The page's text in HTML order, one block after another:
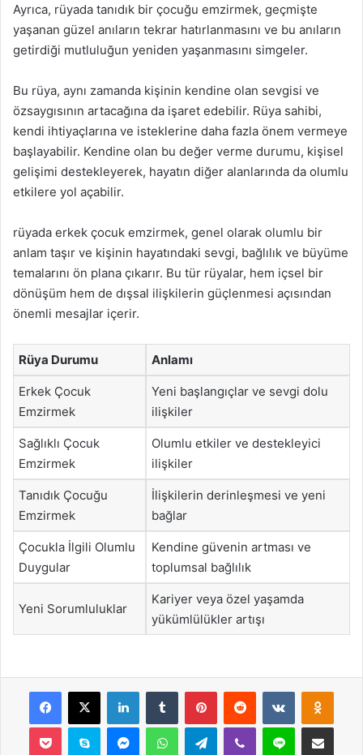
Ayrıca, rüyada tanıdık bir çocuğu emzirmek, geçmişte
yaşanan güzel anıların tekrar hatırlanmasını ve bu anıların
getirdiği mutluluğun yeniden yaşanmasını simgeler.
Bu rüya, aynı zamanda kişinin kendine olan sevgisi ve
özsaygısının artacağına da işaret edebilir. Rüya sahibi,
kendi ihtiyaçlarına ve isteklerine daha fazla önem vermeye
başlayabilir. Kendine olan bu değer verme durumu, kişisel
gelişimi destekleyerek, hayatın diğer alanlarında da olumlu
etkilere yol açabilir.
rüyada erkek çocuk emzirmek, genel olarak olumlu bir
anlam taşır ve kişinin hayatındaki sevgi, bağlılık ve büyüme
temalarını ön plana çıkarır. Bu tür rüyalar, hem içsel bir
dönüşüm hem de dışsal ilişkilerin güçlenmesi açısından
önemli mesajlar içerir.
Rüya Durumu Anlamı
Erkek Çocuk
Emzirmek
Yeni başlangıçlar ve sevgi dolu
ilişkiler
Sağlıklı Çocuk
Emzirmek
Olumlu etkiler ve destekleyici
ilişkiler
Tanıdık Çocuğu
Emzirmek
İlişkilerin derinleşmesi ve yeni
bağlar
Çocukla İlgili Olumlu
Duygular
Kendine güvenin artması ve
toplumsal bağlılık
Yeni Sorumluluklar
Kariyer veya özel yaşamda
yükümlülükler artışı
Facebook
X LinkedInTumblr PinterestReddit VKontakte
Pocket Skype MessengerWhatsAppTelegramViber Line E-Posta ile